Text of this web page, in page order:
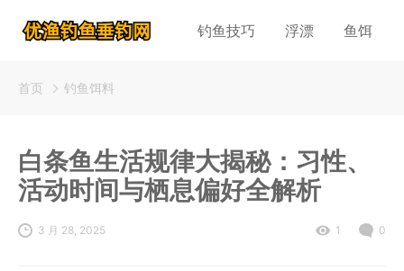
钓鱼技巧 浮漂 鱼饵
首页 钓鱼饵料
白条鱼生活规律大揭秘：习性、
活动时间与栖息偏好全解析
3 月 28, 2025 1 0